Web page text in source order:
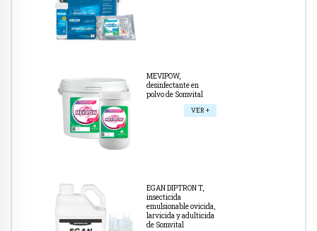
MEVIPOW,
desinfectante en
polvo de Somvital
VER +
EGAN DIPTRON T,
insecticida
emulsionable ovicida,
larvicida y adulticida
de Somvital